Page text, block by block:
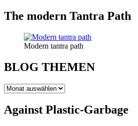
The modern Tantra Path
Modern tantra path
BLOG THEMEN
BLOG
Against Plastic-Garbage